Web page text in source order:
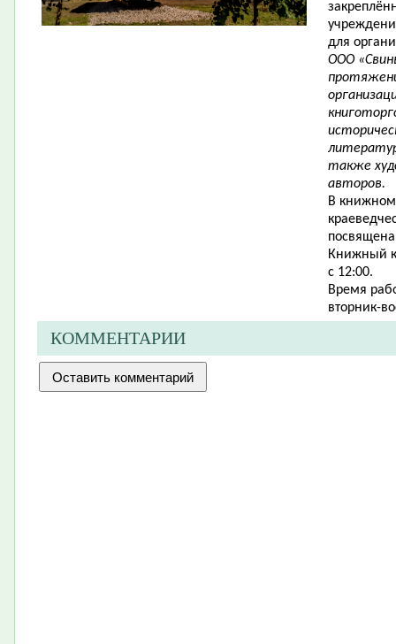
для
ООО
также
авторов.
В книжном
Книжный
с 12:00.
Время
вторник-
КОММЕНТАРИИ